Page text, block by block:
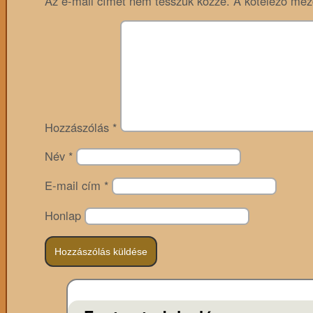
Hozzászólás *
Név *
E-mail cím *
Honlap